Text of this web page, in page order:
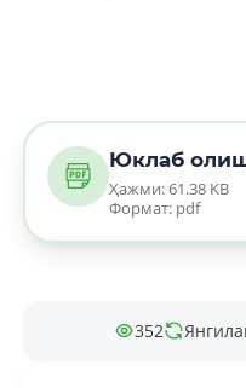
Юклаб
Ҳажми: 61.38 KB
Формат: pdf
352